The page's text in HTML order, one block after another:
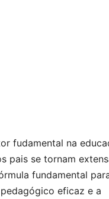
fudamental na
pais se tornam
fundamental
eficaz e a